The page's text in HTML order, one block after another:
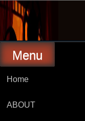
Skip
content
Menu
Home
ABOUT